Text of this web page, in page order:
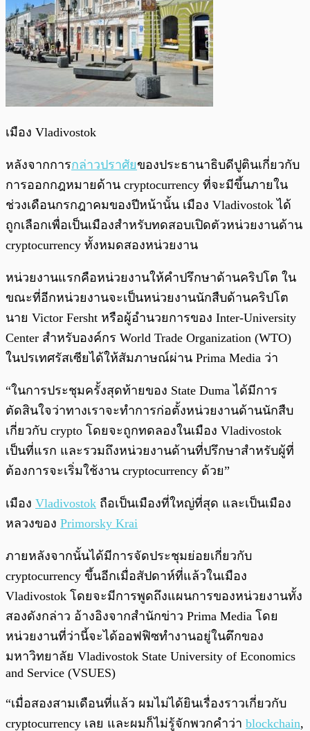
เมือง Vladivostok
หลังจากการกล่าวปราศัยของประธานาธิบดีปูตินเกี่ยวกับ
การออกกฎหมายด้าน cryptocurrency ที่จะมีขึ้นภายใน
ช่วงเดือนกรกฎาคมของปีหน้านั้น เมือง Vladivostok ได้
ถูกเลือกเพื่อเป็นเมืองสำหรับทดสอบเปิดตัวหน่วยงานด้าน
cryptocurrency ทั้งหมดสองหน่วยงาน
หน่วยงานแรกคือหน่วยงานให้คำปรึกษาด้านคริปโต ใน
ขณะที่อีกหน่วยงานจะเป็นหน่วยงานนักสืบด้านคริปโต
นาย Victor Fersht หรือผู้อำนวยการของ Inter-University
Center สำหรับองค์กร World Trade Organization (WTO)
ในปรเทศรัสเซียได้ให้สัมภาษณ์ผ่าน Prima Media ว่า
“ในการประชุมครั้งสุดท้ายของ State Duma ได้มีการ
ตัดสินใจว่าทางเราจะทำการก่อตั้งหน่วยงานด้านนักสืบ
เกี่ยวกับ crypto โดยจะถูกทดลองในเมือง Vladivostok
เป็นที่แรก และรวมถึงหน่วยงานด้านที่ปรึกษาสำหรับผู้ที่
ต้องการจะเริ่มใช้งาน cryptocurrency ด้วย”
เมือง Vladivostok ถือเป็นเมืองที่ใหญ่ที่สุด และเป็นเมือง
หลวงของ Primorsky Krai
ภายหลังจากนั้นได้มีการจัดประชุมย่อยเกี่ยวกับ
cryptocurrency ขึ้นอีกเมื่อสัปดาห์ที่แล้วในเมือง
Vladivostok โดยจะมีการพูดถึงแผนการของหน่วยงานทั้ง
สองดังกล่าว อ้างอิงจากสำนักข่าว Prima Media โดย
หน่วยงานที่ว่านี้จะได้ออฟฟิซทำงานอยู่ในตึกของ
มหาวิทยาลัย Vladivostok State University of Economics
and Service (VSUES)
“เมื่อสองสามเดือนที่แล้ว ผมไม่ได้ยินเรื่องราวเกี่ยวกับ
cryptocurrency เลย และผมก็ไม่รู้จักพวกคำว่า blockchain,